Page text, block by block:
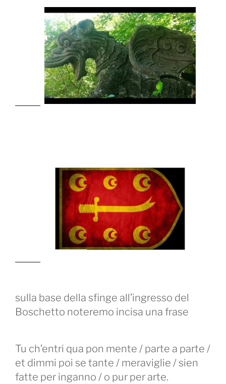
sulla base della sfinge all’ingresso del
Boschetto noteremo incisa una frase
Tu ch’entri qua pon mente / parte a parte /
et dimmi poi se tante / meraviglie / sien
fatte per inganno / o pur per arte.